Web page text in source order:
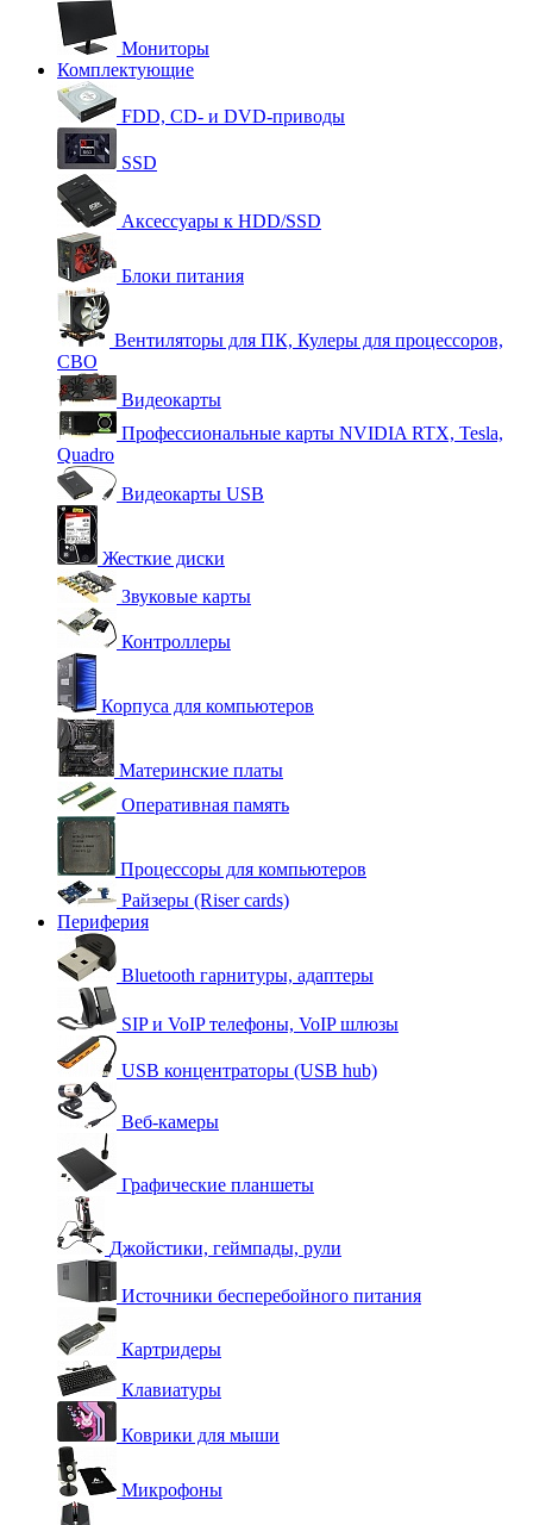
Мониторы
Комплектующие
FDD, CD- и DVD-приводы
SSD
Аксессуары к HDD/SSD
Блоки питания
Вентиляторы для ПК, Кулеры для процессоров,
СВО
Видеокарты
Профессиональные карты NVIDIA RTX, Tesla,
Quadro
Видеокарты USB
Жесткие диски
Звуковые карты
Контроллеры
Корпуса для компьютеров
Материнские платы
Оперативная память
Процессоры для компьютеров
Райзеры (Riser cards)
Периферия
Bluetooth гарнитуры, адаптеры
SIP и VoIP телефоны, VoIP шлюзы
USB концентраторы (USB hub)
Веб-камеры
Графические планшеты
Джойстики, геймпады, рули
Источники бесперебойного питания
Картридеры
Клавиатуры
Коврики для мыши
Микрофоны